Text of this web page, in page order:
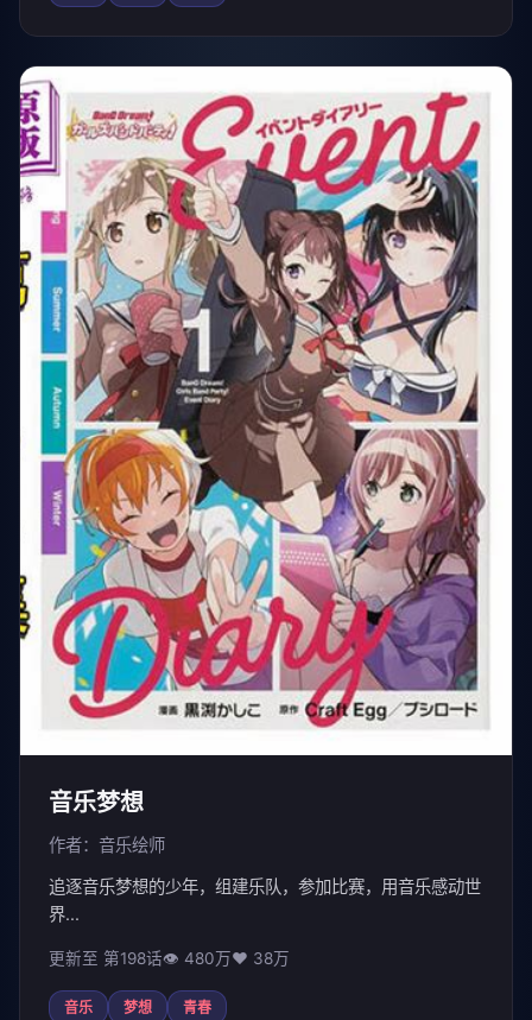
音乐梦想
作者：音乐绘师
追逐音乐梦想的少年，组建乐队，参加比赛，用音乐感动世
界...
更新至 第198话👁 480万❤️ 38万
音乐 梦想 青春